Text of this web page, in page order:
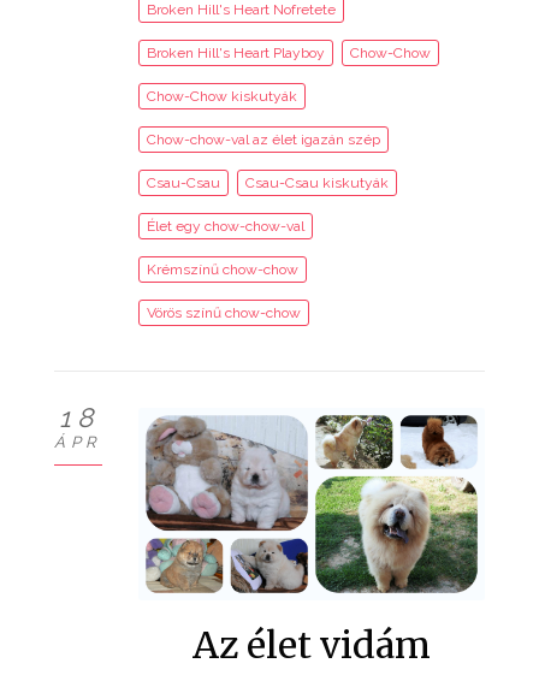
Broken Hill's Heart Nofretete
Broken Hill's Heart Playboy Chow-Chow
Chow-Chow kiskutyák
Chow-chow-val az élet igazán szép
Csau-Csau Csau-Csau kiskutyák
Élet egy chow-chow-val
Krémszínű chow-chow
Vörös színű chow-chow
18
ÁPR
Az élet vidám